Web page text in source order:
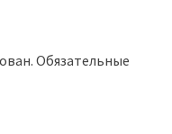
Обязательные